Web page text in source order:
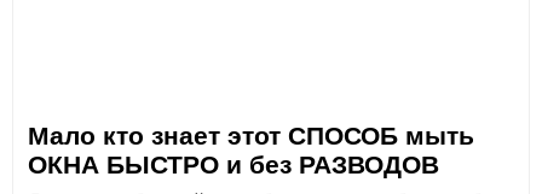
Мало кто знает этот СПОСОБ мыть
ОКНА БЫСТРО и без РАЗВОДОВ